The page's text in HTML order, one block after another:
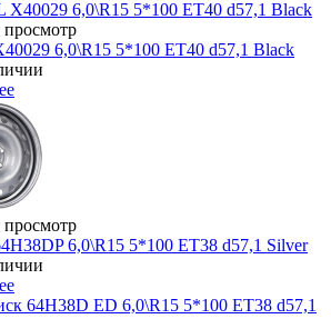
6,0\R15 5*100 ET40 d57,1 Black
6,0\R15 5*100 ET38 d57,1 Silver